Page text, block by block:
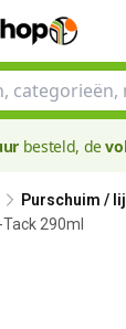
besteld, de
Purschuim /
290ml